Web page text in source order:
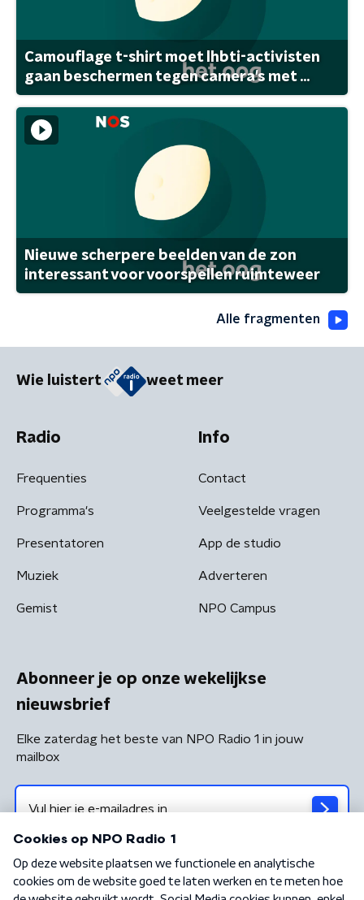
Camouflage t-shirt moet lhbti-activisten
gaan beschermen tegen camera's met ...
Nieuwe scherpere beelden van de zon
interessant voor voorspellen ruimteweer
Alle fragmenten
Wie luistert weet meer
Radio
Frequenties
Programma's
Presentatoren
Muziek
Gemist
Info
Contact
Veelgestelde vragen
App de studio
Adverteren
NPO Campus
Abonneer je op onze wekelijkse
nieuwsbrief
Elke zaterdag het beste van NPO Radio 1 in jouw
mailbox